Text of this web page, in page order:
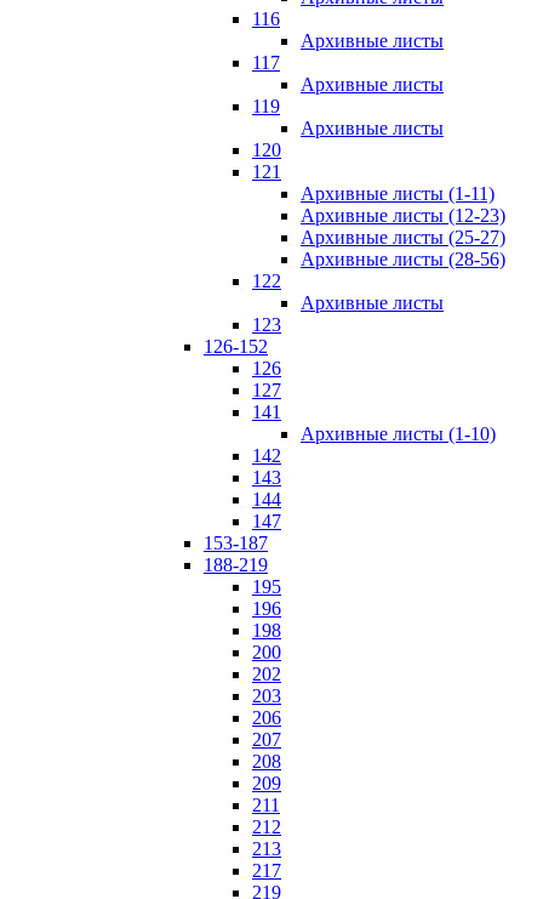
116
Архивные листы
117
Архивные листы
119
Архивные листы
120
121
Архивные листы (1-11)
Архивные листы (12-23)
Архивные листы (25-27)
Архивные листы (28-56)
122
Архивные листы
123
126-152
126
127
141
Архивные листы (1-10)
142
143
144
147
153-187
188-219
195
196
198
200
202
203
206
207
208
209
211
212
213
217
219